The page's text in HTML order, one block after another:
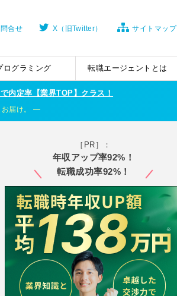
合せ X（旧Twitter） サイトマップ
ログラミング 転職エージェントとは
内定率【業界TOP】クラス！
届け。
［PR］：
年収アップ率92%！
転職成功率92%！